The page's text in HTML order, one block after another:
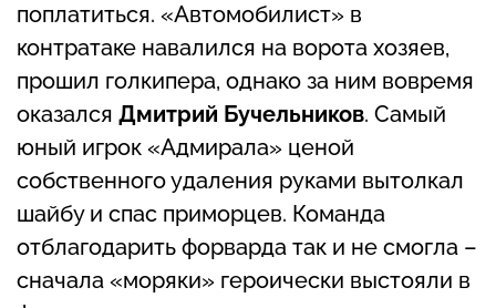
поплатиться. «Автомобилист» в
контратаке навалился на ворота хозяев,
прошил голкипера, однако за ним вовремя
оказался Дмитрий Бучельников. Самый
юный игрок «Адмирала» ценой
собственного удаления руками вытолкал
шайбу и спас приморцев. Команда
отблагодарить форварда так и не смогла –
сначала «моряки» героически выстояли в